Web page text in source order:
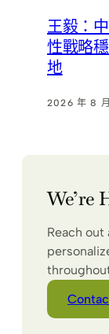
王毅：
性戰略
地
2026 年 8
We’re
Reach